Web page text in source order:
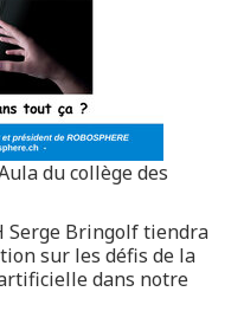
du collège des
Serge Bringolf tiendra
sur les défis de la
dans notre